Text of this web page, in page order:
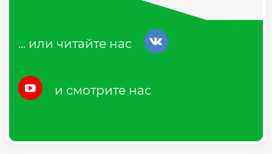
... или читайте нас
и смотрите нас